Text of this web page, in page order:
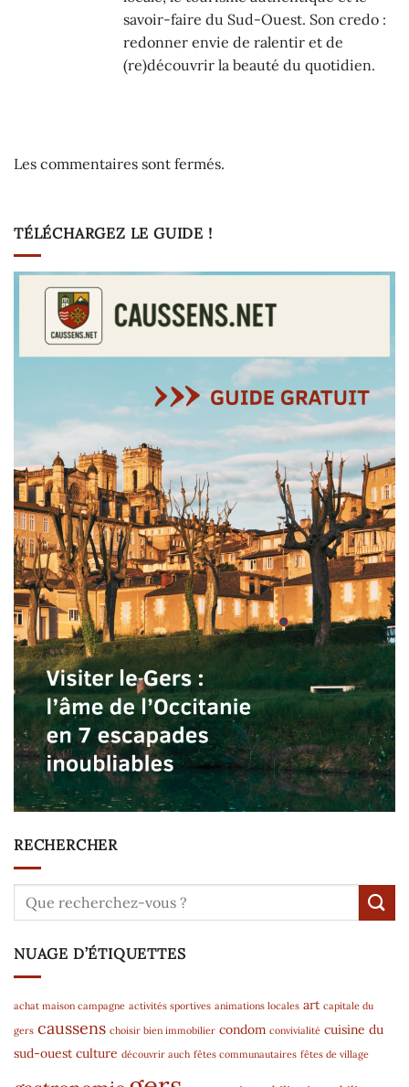
savoir-faire du Sud-Ouest. Son credo :
redonner envie de ralentir et de
(re)découvrir la beauté du quotidien.
Les commentaires sont fermés.
TÉLÉCHARGEZ LE GUIDE !
RECHERCHER
NUAGE D’ÉTIQUETTES
achat maison campagne activités sportives animations locales art capitale du
gers caussens choisir bien immobilier condom convivialité cuisine du
sud-ouest culture découvrir auch fêtes communautaires fêtes de village